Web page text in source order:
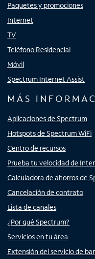
Paquetes y promociones
Internet
TV
Teléfono Residencial
Móvil
Spectrum Internet Assist
MÁS
Aplicaciones de Spectrum
Hotspots de Spectrum WiFi
Centro de recursos
Prueba tu velocidad de
Calculadora de ahorros de
Cancelación de contrato
Lista de canales
¿Por qué Spectrum?
Servicios en tu área
Extensión del servicio de